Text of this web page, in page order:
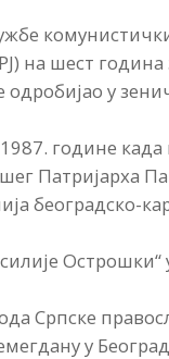
на шест година
одробијао у
године
Патријарха
београдско-
Острошки“
Српске
у